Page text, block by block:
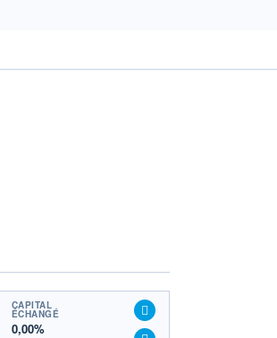
CAPITAL
ÉCHANGÉ
0,00%